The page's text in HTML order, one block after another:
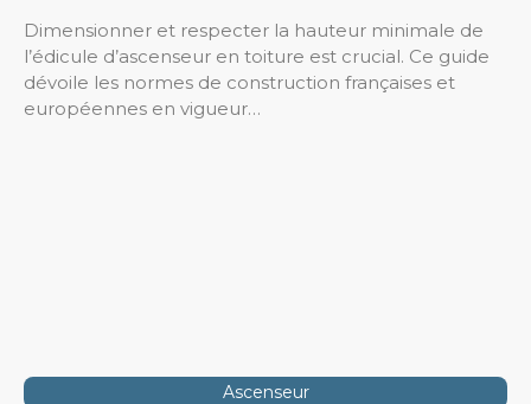
Dimensionner et respecter la hauteur minimale de
l’édicule d’ascenseur en toiture est crucial. Ce guide
dévoile les normes de construction françaises et
européennes en vigueur…
Ascenseur